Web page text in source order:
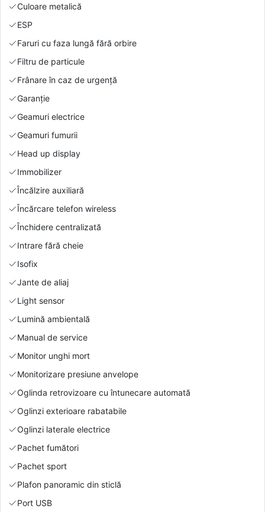
Culoare metalică
ESP
Faruri cu faza lungă fără orbire
Filtru de particule
Frânare în caz de urgență
Garanție
Geamuri electrice
Geamuri fumurii
Head up display
Immobilizer
Încălzire auxiliară
Încărcare telefon wireless
Închidere centralizată
Intrare fără cheie
Isofix
Jante de aliaj
Light sensor
Lumină ambientală
Manual de service
Monitor unghi mort
Monitorizare presiune anvelope
Oglinda retrovizoare cu întunecare automată
Oglinzi exterioare rabatabile
Oglinzi laterale electrice
Pachet fumători
Pachet sport
Plafon panoramic din sticlă
Port USB